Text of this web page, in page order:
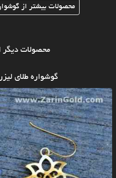
محصولات بیشتر از
محصولات دیگر
گوشواره طلای